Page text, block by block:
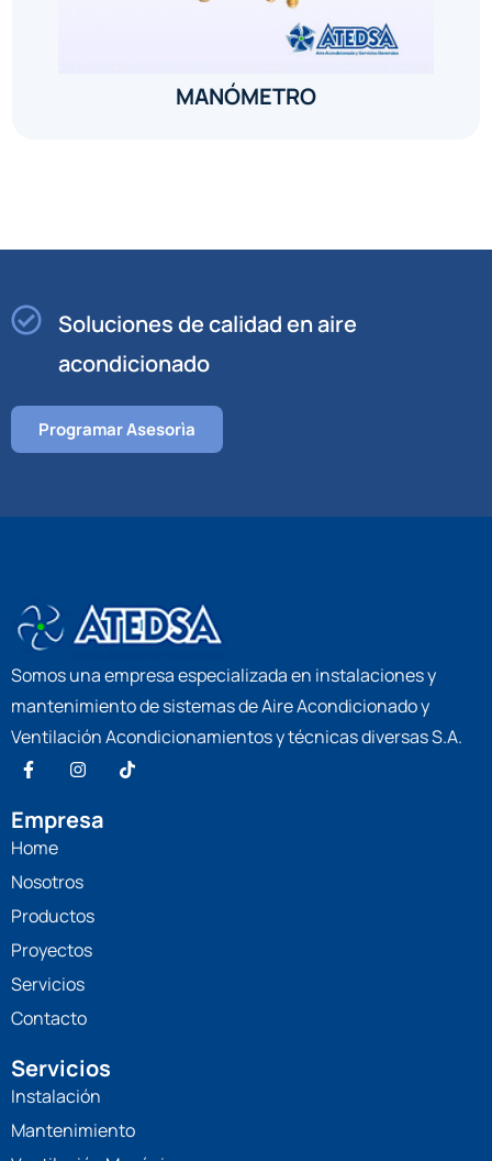
MANÓMETRO
Soluciones de calidad en aire
acondicionado
Programar Asesorìa
Somos una empresa especializada en instalaciones y
mantenimiento de sistemas de Aire Acondicionado y
Ventilación Acondicionamientos y técnicas diversas S.A.
Empresa
Home
Nosotros
Productos
Proyectos
Servicios
Contacto
Servicios
Instalación
Mantenimiento